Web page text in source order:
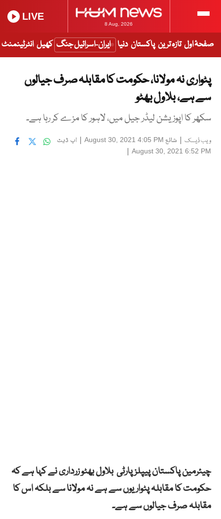
8 Aug, 2026
LIVE
صفحۂ اول تازہ ترین پاکستان دنیا ایران-اسرائیل جنگ کھیل انٹرٹینمنٹ
پٹواری نہ مولانا، حکومت کا مقابلہ صرف جیالوں
سے ہے، بلاول بھٹو
سکھر کا اپوزیشن لیڈر جیل میں، لاہور کا مزے کر رہا ہے۔
ویب ڈیسک | شائع August 30, 2021 4:05 PM
| اپ ڈیٹ
August 30, 2021 6:52 PM
|
چیئرمین پاکستان پیپلزپارٹی بلاول بھٹو زرداری نے کہا ہے کہ
حکومت کا مقابلہ پٹواریوں سے ہے نہ مولانا سے بلکہ اس کا
مقابلہ صرف جیالوں سے ہے۔